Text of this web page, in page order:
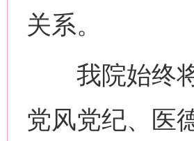
关系。
我院始终将
党风党纪、医